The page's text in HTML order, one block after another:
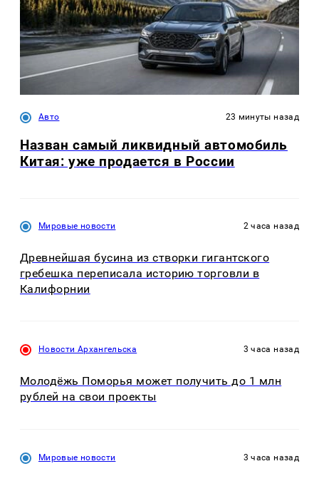
Авто 23 минуты назад
Назван самый ликвидный автомобиль
Китая: уже продается в России
Мировые новости 2 часа назад
Древнейшая бусина из створки гигантского
гребешка переписала историю торговли в
Калифорнии
Новости Архангельска 3 часа назад
Молодёжь Поморья может получить до 1 млн
рублей на свои проекты
Мировые новости 3 часа назад